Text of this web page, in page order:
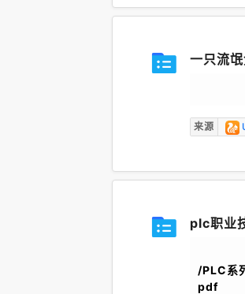
一只流
来源
plc职业
/PLC系
pdf